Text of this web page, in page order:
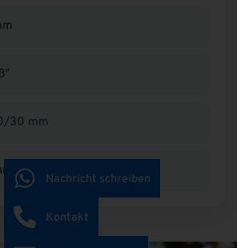
30 mm
6.000 mm
Nachricht schreiben
Kontakt